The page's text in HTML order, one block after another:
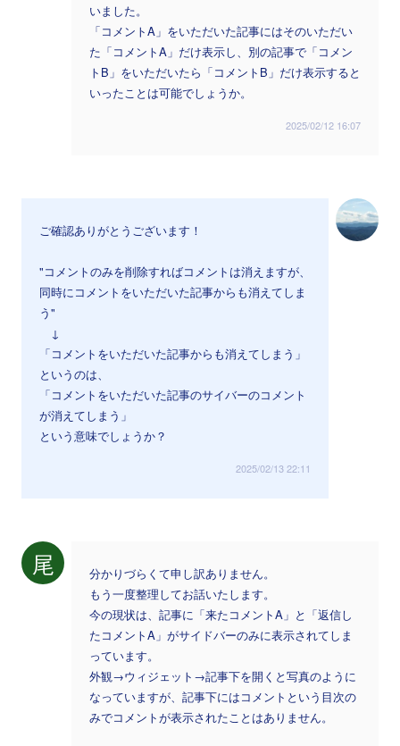
いました。
「コメントA」をいただいた記事にはそのいただい
た「コメントA」だけ表示し、別の記事で「コメン
トB」をいただいたら「コメントB」だけ表示すると
いったことは可能でしょうか。
2025/02/12 16:07
ご確認ありがとうございます！
"コメントのみを削除すればコメントは消えますが、
同時にコメントをいただいた記事からも消えてしま
う"
↓
「コメントをいただいた記事からも消えてしまう」
というのは、
「コメントをいただいた記事のサイバーのコメント
が消えてしまう」
という意味でしょうか？
2025/02/13 22:11
尾
分かりづらくて申し訳ありません。
もう一度整理してお話いたします。
今の現状は、記事に「来たコメントA」と「返信し
たコメントA」がサイドバーのみに表示されてしま
っています。
外観→ウィジェット→記事下を開くと写真のように
なっていますが、記事下にはコメントという目次の
みでコメントが表示されたことはありません。